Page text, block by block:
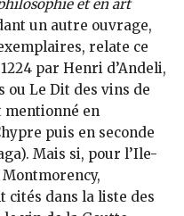
et en art
un autre ouvrage,
relate ce
par Henri d’Andeli,
ou Le Dit des vins de
mentionné en
puis en seconde
Mais si, pour l’Ile-
dans la liste des